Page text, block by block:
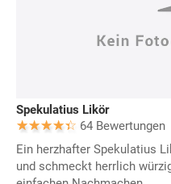
Spekulatius Likör
64 Bewertungen
Ein herzhafter Spekulatius
und schmeckt herrlich